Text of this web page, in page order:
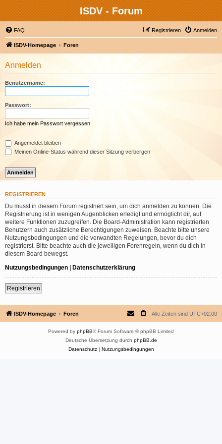
ISDV - Forum
FAQ Anmelden
Registrieren
ISDV-Homepage Foren
Anmelden
Benutzername:
Passwort:
Ich habe mein Passwort vergessen
Angemeldet bleiben
Meinen Online-Status während dieser Sitzung verbergen
REGISTRIEREN
Du musst in diesem Forum registriert sein, um dich anmelden zu können. Die
Registrierung ist in wenigen Augenblicken erledigt und ermöglicht dir, auf
weitere Funktionen zuzugreifen. Die Board-Administration kann registrierten
Benutzern auch zusätzliche Berechtigungen zuweisen. Beachte bitte unsere
Nutzungsbedingungen und die verwandten Regelungen, bevor du dich
registrierst. Bitte beachte auch die jeweiligen Forenregeln, wenn du dich in
diesem Board bewegst.
Nutzungsbedingungen | Datenschutzerklärung
Registrieren
ISDV-Homepage Foren Alle Zeiten sind UTC+02:00
Powered by phpBB® Forum Software © phpBB Limited
Deutsche Übersetzung durch phpBB.de
Datenschutz| Nutzungsbedingungen